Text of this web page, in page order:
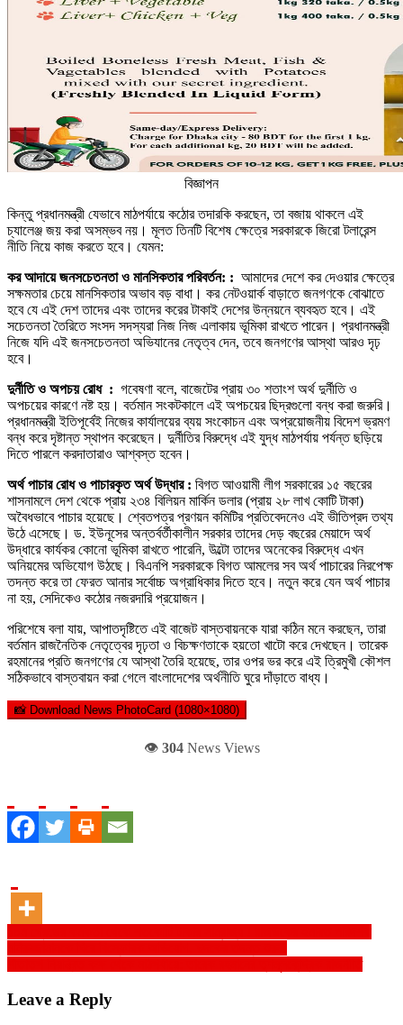
বিজ্ঞাপন
কিন্তু প্রধানমন্ত্রী যেভাবে মাঠপর্যায়ে কঠোর তদারকি করছেন, তা বজায় থাকলে এই
চ্যালেঞ্জ জয় করা অসম্ভব নয়। মূলত তিনটি বিশেষ ক্ষেত্রে সরকারকে জিরো টলারেন্স
নীতি নিয়ে কাজ করতে হবে। যেমন:
কর আদায়ে জনসচেতনতা ও মানসিকতার পরিবর্তন: : আমাদের দেশে কর দেওয়ার ক্ষেত্রে
সক্ষমতার চেয়ে মানসিকতার অভাব বড় বাধা। কর নেটওয়ার্ক বাড়াতে জনগণকে বোঝাতে
হবে যে এই দেশ তাদের এবং তাদের করের টাকাই দেশের উন্নয়নে ব্যবহৃত হবে। এই
সচেতনতা তৈরিতে সংসদ সদস্যরা নিজ নিজ এলাকায় ভূমিকা রাখতে পারেন। প্রধানমন্ত্রী
নিজে যদি এই জনসচেতনতা অভিযানের নেতৃত্ব দেন, তবে জনগণের আস্থা আরও দৃঢ়
হবে।
দুর্নীতি ও অপচয় রোধ : গবেষণা বলে, বাজেটের প্রায় ৩০ শতাংশ অর্থ দুর্নীতি ও
অপচয়ের কারণে নষ্ট হয়। বর্তমান সংকটকালে এই অপচয়ের ছিদ্রগুলো বন্ধ করা জরুরি।
প্রধানমন্ত্রী ইতিপূর্বেই নিজের কার্যালয়ের ব্যয় সংকোচন এবং অপ্রয়োজনীয় বিদেশ ভ্রমণ
বন্ধ করে দৃষ্টান্ত স্থাপন করেছেন। দুর্নীতির বিরুদ্ধে এই যুদ্ধ মাঠপর্যায় পর্যন্ত ছড়িয়ে
দিতে পারলে করদাতারাও আশ্বস্ত হবেন।
অর্থ পাচার রোধ ও পাচারকৃত অর্থ উদ্ধার : বিগত আওয়ামী লীগ সরকারের ১৫ বছরের
শাসনামলে দেশ থেকে প্রায় ২৩৪ বিলিয়ন মার্কিন ডলার (প্রায় ২৮ লাখ কোটি টাকা)
অবৈধভাবে পাচার হয়েছে। শ্বেতপত্র প্রণয়ন কমিটির প্রতিবেদনেও এই ভীতিপ্রদ তথ্য
উঠে এসেছে। ড. ইউনূসের অন্তর্বর্তীকালীন সরকার তাদের দেড় বছরের মেয়াদে অর্থ
উদ্ধারে কার্যকর কোনো ভূমিকা রাখতে পারেনি, উল্টো তাদের অনেকের বিরুদ্ধে এখন
অনিয়মের অভিযোগ উঠছে। বিএনপি সরকারকে বিগত আমলের সব অর্থ পাচারের নিরপেক্ষ
তদন্ত করে তা ফেরত আনার সর্বোচ্চ অগ্রাধিকার দিতে হবে। নতুন করে যেন অর্থ পাচার
না হয়, সেদিকেও কঠোর নজরদারি প্রয়োজন।
পরিশেষে বলা যায়, আপাতদৃষ্টিতে এই বাজেট বাস্তবায়নকে যারা কঠিন মনে করছেন, তারা
বর্তমান রাজনৈতিক নেতৃত্বের দৃঢ়তা ও বিচক্ষণতাকে হয়তো খাটো করে দেখছেন। তারেক
রহমানের প্রতি জনগণের যে আস্থা তৈরি হয়েছে, তার ওপর ভর করে এই ত্রিমুখী কৌশল
সঠিকভাবে বাস্তবায়ন করা গেলে বাংলাদেশের অর্থনীতি ঘুরে দাঁড়াতে বাধ্য।
📸 Download News PhotoCard (1080×1080)
👁️ 304News Views
Post
navigation
Leave a Reply